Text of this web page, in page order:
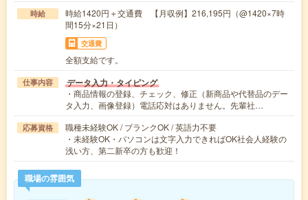
時給
時給1420円＋交通費 【月収例】216,195円（@1420×7時
間15分×21日）
交通費
全額支給です。
仕事内容 データ入力・タイピング
・商品情報の登録、チェック、修正（新商品や代替品のデー
タ入力、画像登録）電話応対はありません。先輩社…
応募資格
職種未経験OK / ブランクOK / 英語力不要
・未経験OK・パソコンは文字入力できればOK社会人経験の
浅い方、第二新卒の方も歓迎！
職場の雰囲気